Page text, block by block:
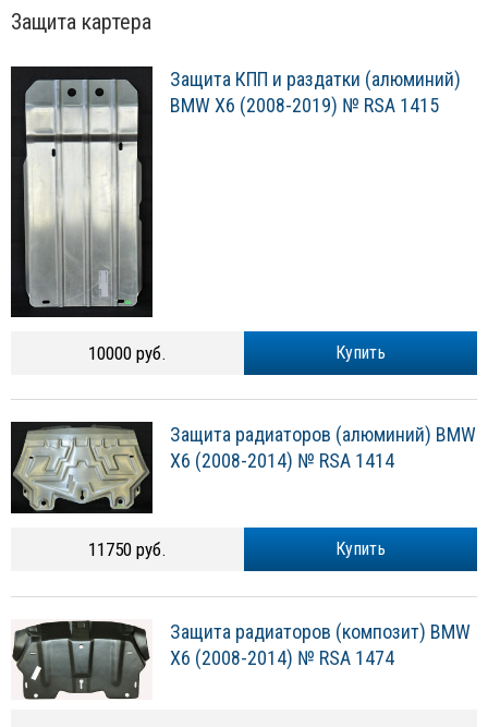
Защита картера
Защита КПП и раздатки (алюминий)
BMW X6 (2008-2019) № RSA 1415
Купить
10000 руб.
Защита радиаторов (алюминий) BMW
X6 (2008-2014) № RSA 1414
Купить
11750 руб.
Защита радиаторов (композит) BMW
X6 (2008-2014) № RSA 1474